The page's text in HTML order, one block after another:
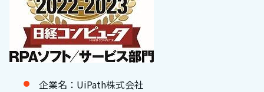
企業名：UiPath株式会社